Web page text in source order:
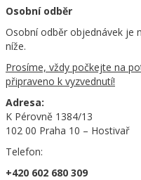
Osobní odběr
Osobní odběr objednávek je
níže.
Prosíme, vždy počkejte na
připraveno k vyzvednutí!
Adresa:
K Pérovně 1384/13
102 00 Praha 10 – Hostivař
Telefon:
+420 602 680 309